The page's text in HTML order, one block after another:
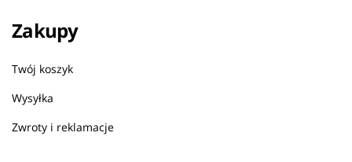
Zakupy
Twój koszyk
Wysyłka
Zwroty i reklamacje